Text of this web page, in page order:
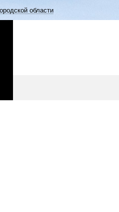
области